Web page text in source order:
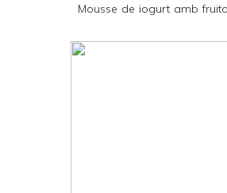
d
Mousse de iogurt amb